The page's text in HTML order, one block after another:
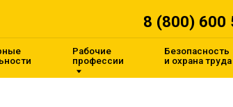
8 (800) 600 57 89
профессии охрана труда для